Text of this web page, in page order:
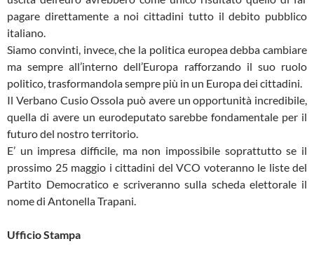
pagare direttamente a noi cittadini tutto il debito pubblico
italiano.
Siamo convinti, invece, che la politica europea debba cambiare
ma sempre all’interno dell’Europa rafforzando il suo ruolo
politico, trasformandola sempre più in un Europa dei cittadini.
Il Verbano Cusio Ossola può avere un opportunità incredibile,
quella di avere un eurodeputato sarebbe fondamentale per il
futuro del nostro territorio.
E’ un impresa difficile, ma non impossibile soprattutto se il
prossimo 25 maggio i cittadini del VCO voteranno le liste del
Partito Democratico e scriveranno sulla scheda elettorale il
nome di Antonella Trapani.
Ufficio Stampa